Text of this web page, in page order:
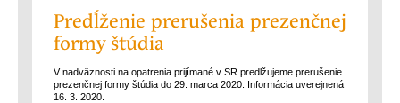
Predĺženie prerušenia prezenčnej
formy štúdia
V nadväznosti na opatrenia prijímané v SR predlžujeme prerušenie
prezenčnej formy štúdia do 29. marca 2020. Informácia uverejnená
16. 3. 2020.